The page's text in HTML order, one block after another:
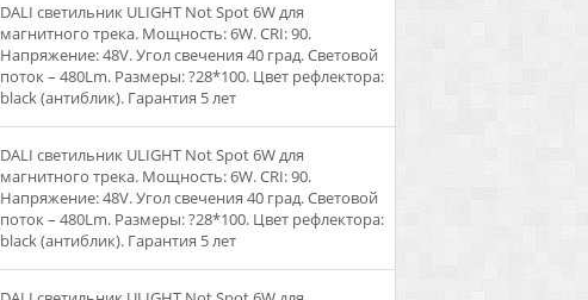
DALI cветильник ULIGHT Not Spot 6W для
магнитного трека. Мощность: 6W. CRI: 90.
Напряжение: 48V. Угол свечения 40 град. Световой
поток – 480Lm. Размеры: ?28*100. Цвет рефлектора:
black (антиблик). Гарантия 5 лет
DALI cветильник ULIGHT Not Spot 6W для
магнитного трека. Мощность: 6W. CRI: 90.
Напряжение: 48V. Угол свечения 40 град. Световой
поток – 480Lm. Размеры: ?28*100. Цвет рефлектора:
black (антиблик). Гарантия 5 лет